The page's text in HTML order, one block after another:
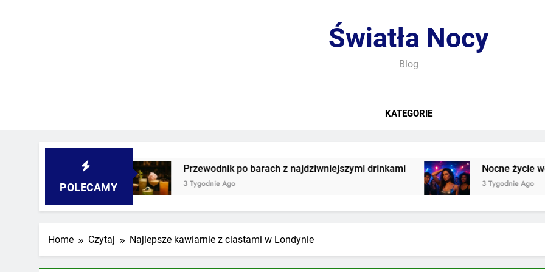
Światła Nocy
Blog
KATEGORIE
POLECAMY
Przewodnik po barach z najdziwniejszymi drinkami
3 Tygodnie Ago
Nocne życie we
3 Tygodnie Ago
Home Czytaj Najlepsze kawiarnie z ciastami w Londynie